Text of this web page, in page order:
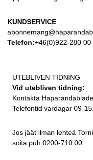
KUNDSERVICE
Telefon:+46(0)922-280 00
UTEBLIVEN TIDNING
Vid utebliven tidning:
Kontakta
Telefontid vardagar 09-15.
Jos jäät ilman lehteä
soita puh 0200-710 00.